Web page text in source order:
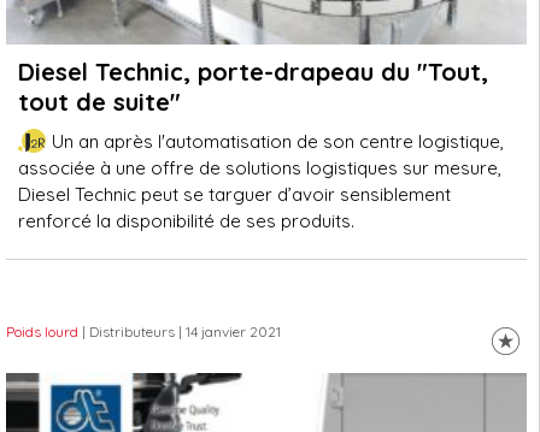
Diesel Technic, porte-drapeau du "Tout,
tout de suite"
Un an après l'automatisation de son centre logistique,
associée à une offre de solutions logistiques sur mesure,
Diesel Technic peut se targuer d’avoir sensiblement
renforcé la disponibilité de ses produits.
Poids lourd | Distributeurs | 14 janvier 2021